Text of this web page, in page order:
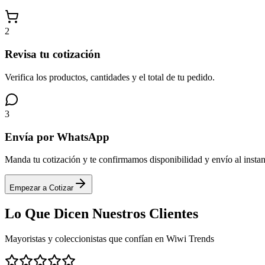
2
Revisa tu cotización
Verifica los productos, cantidades y el total de tu pedido.
3
Envía por WhatsApp
Manda tu cotización y te confirmamos disponibilidad y envío al
Empezar a Cotizar
Lo Que Dicen Nuestros Clientes
Mayoristas y coleccionistas que confían en Wiwi Trends